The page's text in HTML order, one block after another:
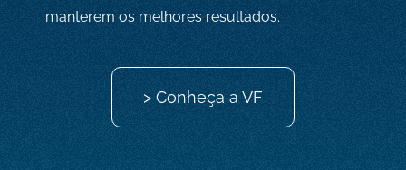
manterem os melhores resultados.
> Conheça a VF